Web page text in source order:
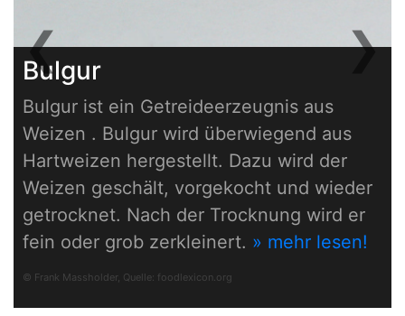
Bulgur
Bulgur ist ein Getreideerzeugnis aus
Weizen . Bulgur wird überwiegend aus
Hartweizen hergestellt. Dazu wird der
Weizen geschält, vorgekocht und wieder
getrocknet. Nach der Trocknung wird er
fein oder grob zerkleinert. » mehr lesen!
© Frank Massholder, Quelle: foodlexicon.org
❮Previous ❯